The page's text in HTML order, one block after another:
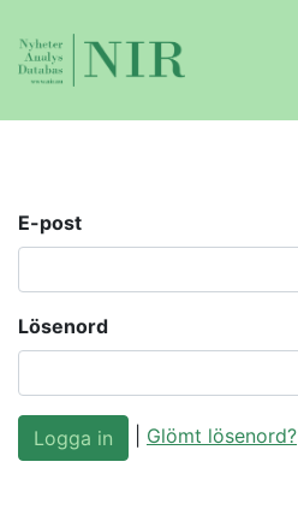
E-post
Lösenord
Glömt lösenord?